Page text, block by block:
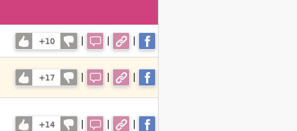
+10
+17
+14